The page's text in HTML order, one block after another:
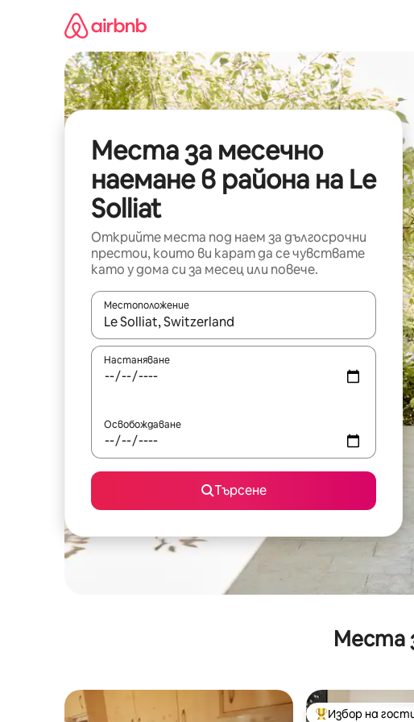
съдържанието
Места за месечно
наемане в района на Le
Solliat
Открийте места под наем за дългосрочни
престои, които ви карат да се чувствате
като у дома си за месец или повече.
Местоположение
Когато резултатите се покажат, използвайте
Настаняване
Освобождаване
Търсене
Места
Избор на